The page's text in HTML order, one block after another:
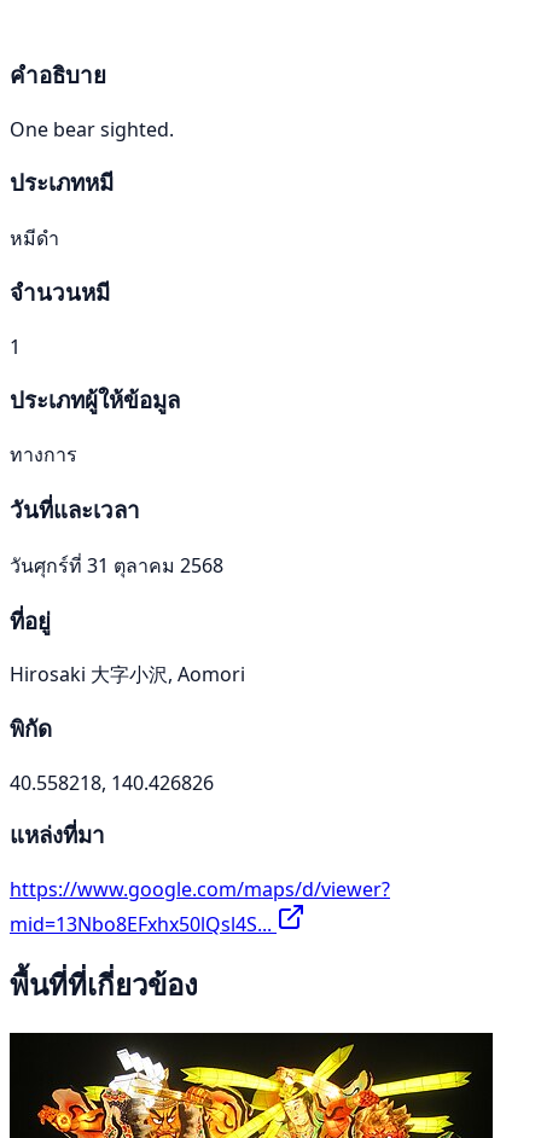
คำอธิบาย
One bear sighted.
ประเภทหมี
หมีดำ
จำนวนหมี
1
ประเภทผู้ให้ข้อมูล
ทางการ
วันที่และเวลา
วันศุกร์ที่ 31 ตุลาคม 2568
ที่อยู่
Hirosaki 大字小沢, Aomori
พิกัด
40.558218, 140.426826
แหล่งที่มา
https://www.google.com/maps/d/viewer?
mid=13Nbo8EFxhx50lQsl4S...
พื้นที่ที่เกี่ยวข้อง